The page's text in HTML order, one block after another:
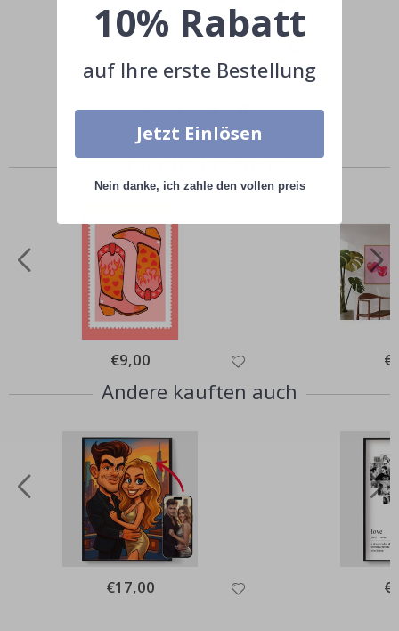
Kunden!
Ähnliche Produkte
Special
Price
€9,00
Andere kauften auch
Special
Price
€17,00
10% Rabatt
auf Ihre erste Bestellung
Jetzt Einlösen
Nein danke, ich zahle den vollen preis